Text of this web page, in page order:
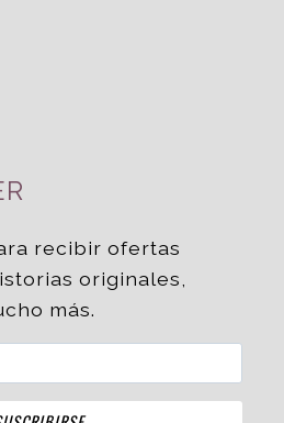
recibir ofertas
originales,
más.